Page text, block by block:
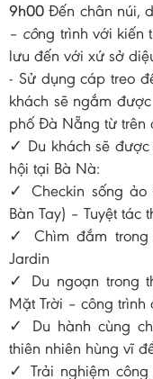
9h00 Đến chân núi,
– công trình với kiến
lưu đến với xứ sở
- Sử dụng cáp treo
khách sẽ ngắm
phố Đà Nẵng từ trên
✓ Du khách sẽ
hội tại Bà Nà:
✓ Checkin sống
Bàn Tay) – Tuyệt
✓ Chìm đắm trong
Jardin
✓ Du ngoạn trong
Mặt Trời – công
✓ Du hành cùng
thiên nhiên hùng vĩ
✓ Trải nghiệm